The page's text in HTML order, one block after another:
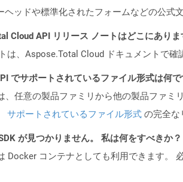
ヘッドや標準化されたフォームなどの公式
Cloud API リリース ノートはどこにありま
は、Aspose.Total Cloud ドキュメントで確
でサポートされているファイル形式は何で
任意の製品ファミリから他の製品ファミ
サポートされているファイル形式 の完全な
が見つかりません。 私は何をすべきか？
Docker コンテナとしても利用できます。